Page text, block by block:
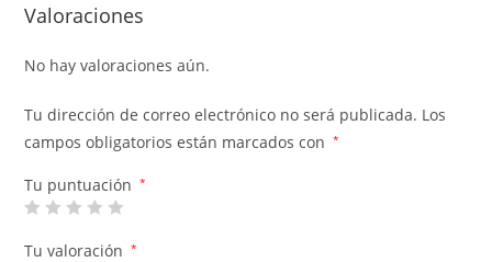
Valoraciones
No hay valoraciones aún.
Tu dirección de correo electrónico no será publicada. Los
campos obligatorios están marcados con
*
Tu puntuación *
Tu valoración *